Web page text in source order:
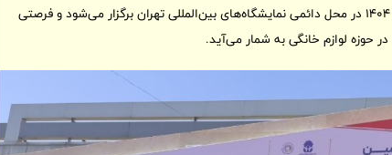
یافت. این نمایشگاه از تاریخ اول تا چهارم آبان ماه ۱۴۰۴ در محل دائمی نمایشگاه‌های بین‌المللی تهران برگزار می‌شود و فرصتی
حوزه لوازم خانگی به شمار می‌آید.